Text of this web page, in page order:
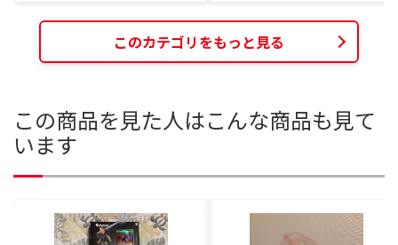
このカテゴリをもっと見る
この商品を見た人はこんな商品も見て
います